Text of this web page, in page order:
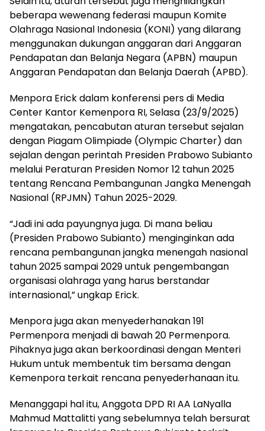
beberapa wewenang federasi maupun Komite
Olahraga Nasional Indonesia (KONI) yang dilarang
menggunakan dukungan anggaran dari Anggaran
Pendapatan dan Belanja Negara (APBN) maupun
Anggaran Pendapatan dan Belanja Daerah (APBD).
Menpora Erick dalam konferensi pers di Media
Center Kantor Kemenpora RI, Selasa (23/9/2025)
mengatakan, pencabutan aturan tersebut sejalan
dengan Piagam Olimpiade (Olympic Charter) dan
sejalan dengan perintah Presiden Prabowo Subianto
melalui Peraturan Presiden Nomor 12 tahun 2025
tentang Rencana Pembangunan Jangka Menengah
Nasional (RPJMN) Tahun 2025-2029.
“Jadi ini ada payungnya juga. Di mana beliau
(Presiden Prabowo Subianto) menginginkan ada
rencana pembangunan jangka menengah nasional
tahun 2025 sampai 2029 untuk pengembangan
organisasi olahraga yang harus berstandar
internasional,” ungkap Erick.
Menpora juga akan menyederhanakan 191
Permenpora menjadi di bawah 20 Permenpora.
Pihaknya juga akan berkoordinasi dengan Menteri
Hukum untuk membentuk tim bersama dengan
Kemenpora terkait rencana penyederhanaan itu.
Menanggapi hal itu, Anggota DPD RI AA LaNyalla
Mahmud Mattalitti yang sebelumnya telah bersurat